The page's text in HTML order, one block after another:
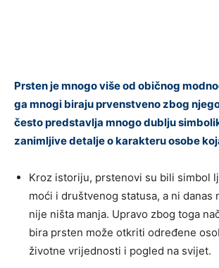
Prsten je mnogo više od običnog
ga mnogi biraju prvenstveno zbog
često predstavlja mnogo dublju
zanimljive detalje o karakteru osobe
Kroz istoriju, prstenovi su bili simbol
moći i društvenog statusa, a ni danas
nije ništa manja. Upravo zbog toga
bira prsten može otkriti određene
životne vrijednosti i pogled na svijet.